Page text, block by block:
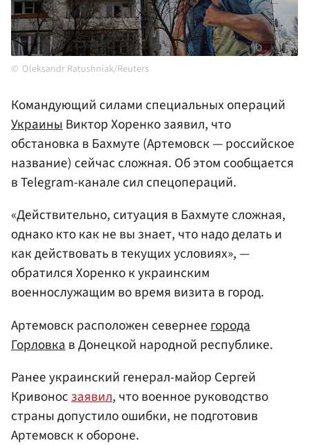
Oleksandr Ratushniak/Reuters
Командующий силами специальных операций
УкраиныВиктор Хоренко заявил, что
обстановка в Бахмуте (Артемовск — российское
название) сейчас сложная. Об этом сообщается
в Telegram-канале сил спецопераций.
«Действительно, ситуация в Бахмуте сложная,
однако кто как не вы знает, что надо делать и
как действовать в текущих условиях», —
обратился Хоренко к украинским
военнослужащим во время визита в город.
Артемовск расположен севернее города
Горловка в Донецкой народной республике.
Ранее украинский генерал-майор Сергей
Кривоносзаявил, что военное руководство
страны допустило ошибки, не подготовив
Артемовск к обороне.